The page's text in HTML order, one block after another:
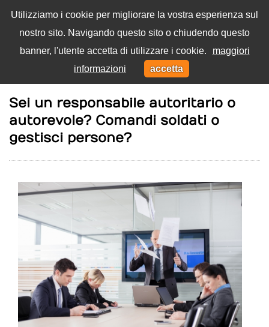
Utilizziamo i cookie per migliorare la vostra esperienza sul
nostro sito. Navigando questo sito o chiudendo questo
banner, l'utente accetta di utilizzare i cookie.
maggiori
informazioni
accetta
Menu
Sei un responsabile autoritario o
autorevole? Comandi soldati o
gestisci persone?